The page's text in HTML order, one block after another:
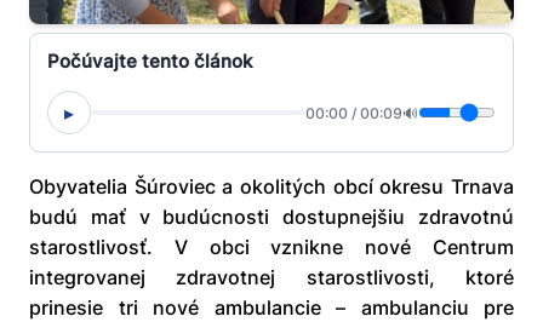
Počúvajte tento článok
▸ 00:00 / 00:09🔊
Obyvatelia Šúroviec a okolitých obcí okresu Trnava
budú mať v budúcnosti dostupnejšiu zdravotnú
starostlivosť. V obci vznikne nové Centrum
integrovanej zdravotnej starostlivosti, ktoré
prinesie tri nové ambulancie – ambulanciu pre